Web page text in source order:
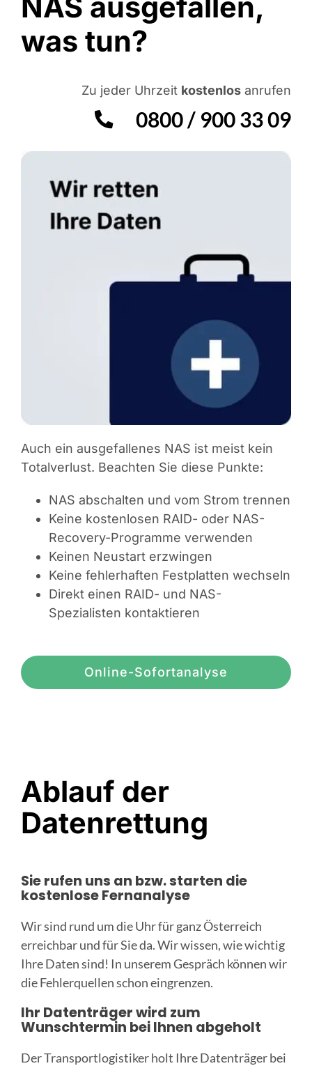
was tun?
Zu jeder Uhrzeit kostenlos anrufen
0800 / 900 33 09
Auch ein ausgefallenes NAS ist meist kein
Totalverlust. Beachten Sie diese Punkte:
NAS abschalten und vom Strom trennen
Keine kostenlosen RAID- oder NAS-
Recovery-Programme verwenden
Keinen Neustart erzwingen
Keine fehlerhaften Festplatten wechseln
Direkt einen RAID- und NAS-
Spezialisten kontaktieren
Online-Sofortanalyse
Ablauf der
Datenrettung
Sie rufen uns an bzw. starten die
kostenlose Fernanalyse
Wir sind rund um die Uhr für ganz Österreich
erreichbar und für Sie da. Wir wissen, wie wichtig
Ihre Daten sind! In unserem Gespräch können wir
die Fehlerquellen schon eingrenzen.
Ihr Datenträger wird zum
Wunschtermin bei Ihnen abgeholt
Der Transportlogistiker holt Ihre Datenträger bei